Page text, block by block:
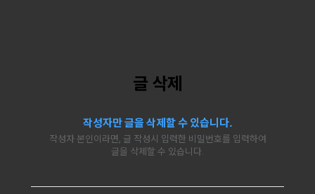
글 삭제
작성자만 글을 삭제할 수 있습니다.
작성자 본인이라면, 글 작성시 입력한 비밀번호를 입력하여
글을 삭제할 수 있습니다.